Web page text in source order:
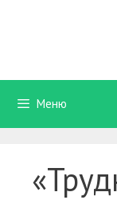
Меню